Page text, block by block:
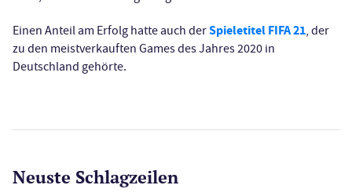
Einen Anteil am Erfolg hatte auch derSpieletitel FIFA 21, der
zu den meistverkauften Games des Jahres 2020 in
Deutschland gehörte.
Neuste Schlagzeilen